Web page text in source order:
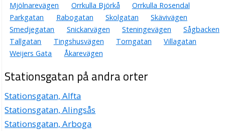
Mjölnarevägen
Orrkulla Björkå
Orrkulla Rosendal
Parkgatan
Rabogatan Skolgatan
Skävivägen
Smedjegatan
Snickarvägen Steningevägen
Sågbacken
Tallgatan
Tingshusvägen Torngatan
Villagatan
Weijers Gata
Åkarevägen
Stationsgatan på andra orter
Stationsgatan, Alfta
Stationsgatan, Alingsås
Stationsgatan, Arboga